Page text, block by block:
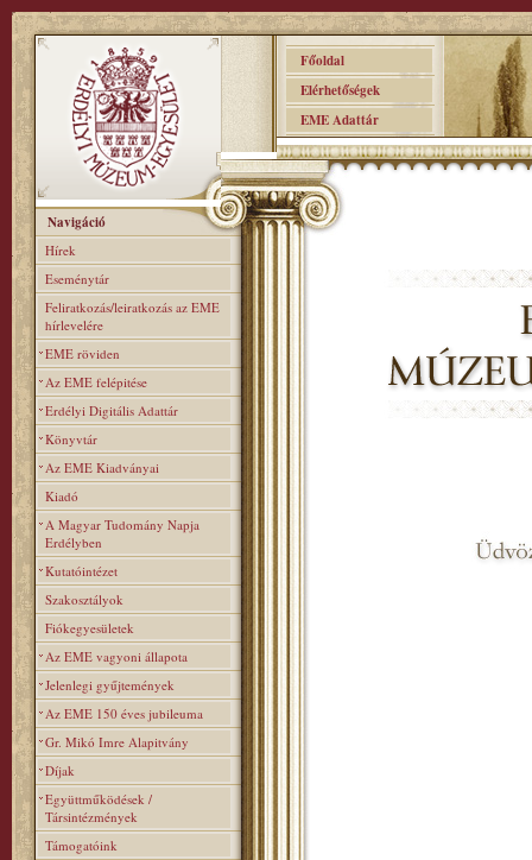
Főoldal
Elérhetőségek
EME Adattár
Navigáció
Hírek
Eseménytár
Feliratkozás/leiratkozás az EME
hírlevelére
EME röviden
Az EME felépitése
Erdélyi Digitális Adattár
Könyvtár
Az EME Kiadványai
Kiadó
A Magyar Tudomány Napja
Erdélyben
Kutatóintézet
Szakosztályok
Fiókegyesületek
Az EME vagyoni állapota
Jelenlegi gyűjtemények
Az EME 150 éves jubileuma
Gr. Mikó Imre Alapitvány
Díjak
Együttműködések /
Társintézmények
Támogatóink